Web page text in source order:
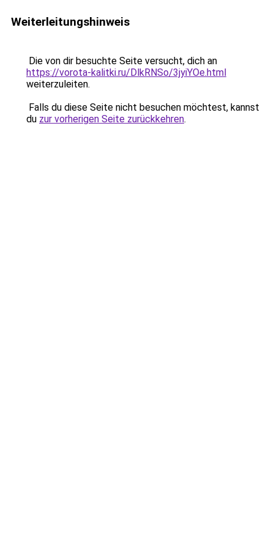
Weiterleitungshinweis
Die von dir besuchte Seite versucht, dich an
https://vorota-kalitki.ru/DlkRNSo/3jyiYOe.html
weiterzuleiten.
Falls du diese Seite nicht besuchen möchtest, kannst
du zur vorherigen Seite zurückkehren.